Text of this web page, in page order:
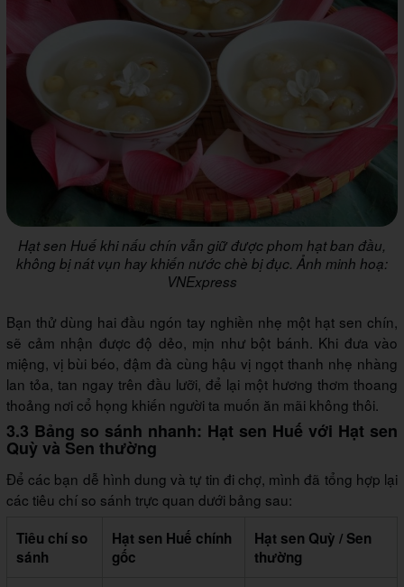
Hạt sen Huế khi nấu chín vẫn giữ được phom hạt ban đầu,
không bị nát vụn hay khiến nước chè bị đục. Ảnh minh hoạ:
VNExpress
Bạn thử dùng hai đầu ngón tay nghiền nhẹ một hạt sen chín,
sẽ cảm nhận được độ dẻo, mịn như bột bánh. Khi đưa vào
miệng, vị bùi béo, đậm đà cùng hậu vị ngọt thanh nhẹ nhàng
lan tỏa, tan ngay trên đầu lưỡi, để lại một hương thơm thoang
thoảng nơi cổ họng khiến người ta muốn ăn mãi không thôi.
3.3 Bảng so sánh nhanh: Hạt sen Huế với Hạt sen
Quỳ và Sen thường
Để các bạn dễ hình dung và tự tin đi chợ, mình đã tổng hợp lại
các tiêu chí so sánh trực quan dưới bảng sau:
Tiêu chí so
sánh
Hạt sen Huế chính
gốc
Hạt sen Quỳ / Sen
thường